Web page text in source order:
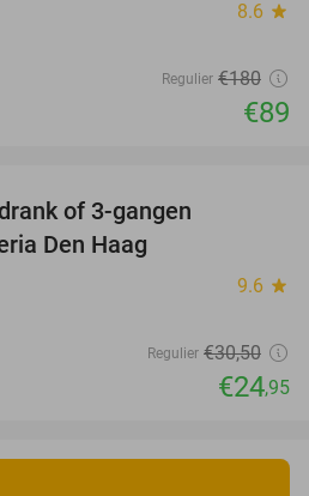
8.6 star
Regulier €180
€89
of 3-gangen
Den Haag
9.6 star
Regulier €30,50
€24,95